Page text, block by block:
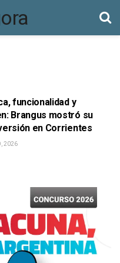
funcionalidad y
Brangus mostró su
en Corrientes
2026